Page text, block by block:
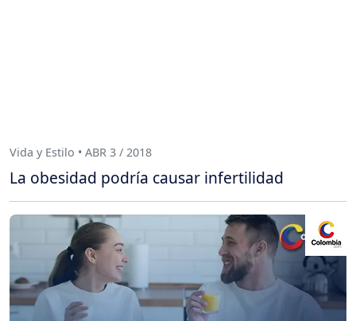
Vida y Estilo • ABR 3 / 2018
La obesidad podría causar infertilidad